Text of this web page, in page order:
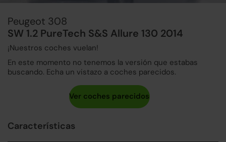
Peugeot 308
SW 1.2 PureTech S&S Allure 130 2014
¡Nuestros coches vuelan!
En este momento no tenemos la versión que estabas
buscando. Echa un vistazo a coches parecidos.
Características